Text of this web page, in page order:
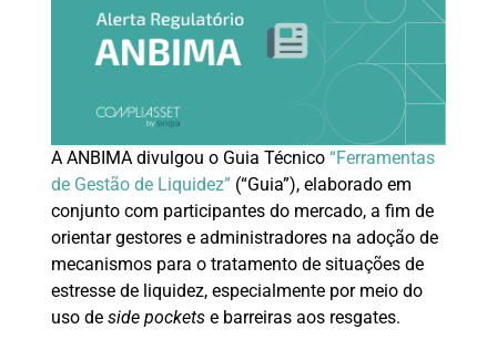
A ANBIMA divulgou o Guia Técnico “Ferramentas
de Gestão de Liquidez” (“Guia”), elaborado em
conjunto com participantes do mercado, a fim de
orientar gestores e administradores na adoção de
mecanismos para o tratamento de situações de
estresse de liquidez, especialmente por meio do
uso de side pocketse barreiras aos resgates.